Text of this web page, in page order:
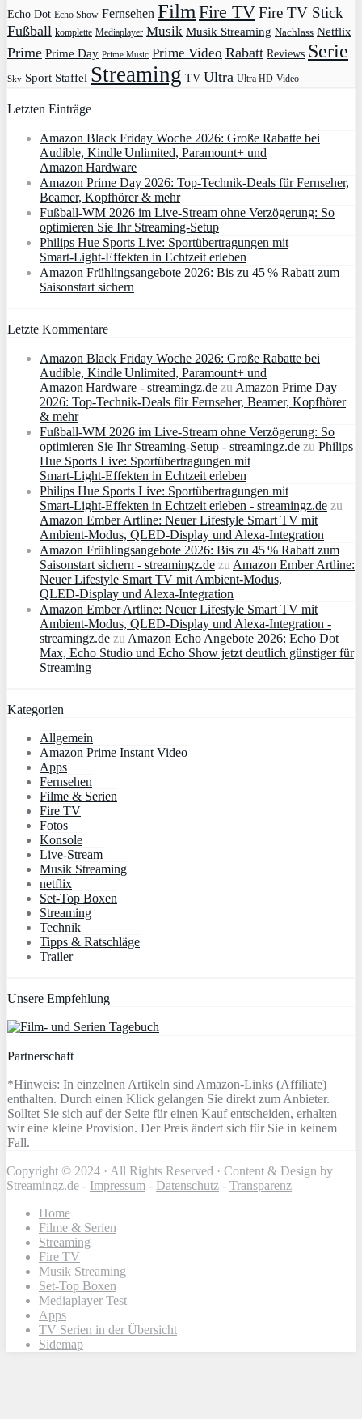
Echo Dot Echo Show Fernsehen Film Fire TVFire TV Stick
Fußball komplette Mediaplayer Musik Musik Streaming Nachlass Netflix
Prime Prime Day Prime Music Prime Video Rabatt Reviews Serie
Sky Sport Staffel Streaming TV Ultra Ultra HD Video
Letzten Einträge
Amazon Black Friday Woche 2026: Große Rabatte bei
Audible, Kindle Unlimited, Paramount+ und
Amazon Hardware
Amazon Prime Day 2026: Top-Technik-Deals für Fernseher,
Beamer, Kopfhörer & mehr
Fußball-WM 2026 im Live-Stream ohne Verzögerung: So
optimieren Sie Ihr Streaming-Setup
Philips Hue Sports Live: Sportübertragungen mit
Smart‑Light‑Effekten in Echtzeit erleben
Amazon Frühlingsangebote 2026: Bis zu 45 % Rabatt zum
Saisonstart sichern
Letzte Kommentare
Amazon Black Friday Woche 2026: Große Rabatte bei
Audible, Kindle Unlimited, Paramount+ und
Amazon Hardware - streamingz.de zu Amazon Prime Day
2026: Top-Technik-Deals für Fernseher, Beamer, Kopfhörer
& mehr
Fußball-WM 2026 im Live-Stream ohne Verzögerung: So
optimieren Sie Ihr Streaming-Setup - streamingz.de zu Philips
Hue Sports Live: Sportübertragungen mit
Smart‑Light‑Effekten in Echtzeit erleben
Philips Hue Sports Live: Sportübertragungen mit
Smart‑Light‑Effekten in Echtzeit erleben - streamingz.de zu
Amazon Ember Artline: Neuer Lifestyle Smart TV mit
Ambient‑Modus, QLED‑Display und Alexa‑Integration
Amazon Frühlingsangebote 2026: Bis zu 45 % Rabatt zum
Saisonstart sichern - streamingz.de zu Amazon Ember Artline:
Neuer Lifestyle Smart TV mit Ambient‑Modus,
QLED‑Display und Alexa‑Integration
Amazon Ember Artline: Neuer Lifestyle Smart TV mit
Ambient‑Modus, QLED‑Display und Alexa‑Integration -
streamingz.de zu Amazon Echo Angebote 2026: Echo Dot
Max, Echo Studio und Echo Show jetzt deutlich günstiger für
Streaming
Kategorien
Allgemein
Amazon Prime Instant Video
Apps
Fernsehen
Filme & Serien
Fire TV
Fotos
Konsole
Live-Stream
Musik Streaming
netflix
Set-Top Boxen
Streaming
Technik
Tipps & Ratschläge
Trailer
Unsere Empfehlung
Partnerschaft
*Hinweis: In einzelnen Artikeln sind Amazon-Links (Affiliate)
enthalten. Durch einen Klick gelangen Sie direkt zum Anbieter.
Solltet Sie sich auf der Seite für einen Kauf entscheiden, erhalten
wir eine kleine Provision. Der Preis ändert sich für Sie in keinem
Fall.
Copyright © 2024 · All Rights Reserved · Content & Design by
Streamingz.de - Impressum - Datenschutz - Transparenz
Home
Filme & Serien
Streaming
Fire TV
Musik Streaming
Set-Top Boxen
Mediaplayer Test
Apps
TV Serien in der Übersicht
Sidemap